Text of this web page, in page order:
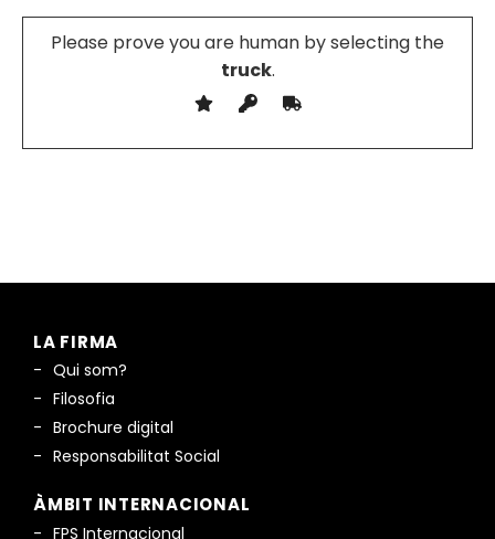
Please prove you are human by selecting the
truck.
LA FIRMA
Qui som?
Filosofia
Brochure digital
Responsabilitat Social
ÀMBIT INTERNACIONAL
FPS Internacional